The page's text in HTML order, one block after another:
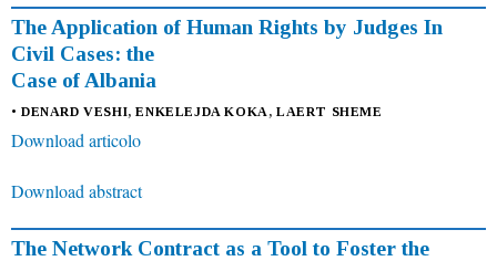
The Application of Human Rights by Judges In
Civil Cases: the
Case of Albania
• DENARD VESHI, ENKELEJDA KOKA, LAERT SHEME
Download articolo
Download abstract
The Network Contract as a Tool to Foster the